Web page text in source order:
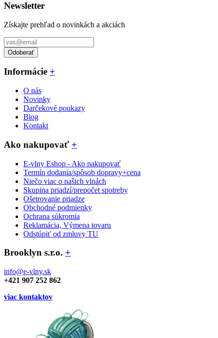
Newsletter
Získajte prehľad o novinkách a akciách
Odoberať
Informácie +
O nás
Novinky
Darčekové poukazy
Blog
Kontakt
Ako nakupovať +
E-vlny Eshop - Ako nakupovať
Termín dodania/spôsob dopravy+cena
Niečo viac o našich vlnách
Skupina priadzí/prepočet spotreby
Ošetrovanie priadze
Obchodné podmienky
Ochrana súkromia
Reklamácia, Výmena tovaru
Odstúpiť od zmluvy TU
Brooklyn s.r.o. +
info@e-vlny.sk
+421 907 252 862
viac kontaktov